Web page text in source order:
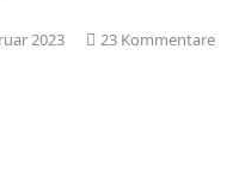
2023 23 Kommentare